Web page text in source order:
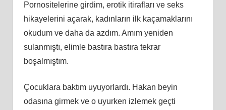
Pornositelerine girdim, erotik itirafları ve seks
hikayelerini açarak, kadınların ilk kaçamaklarını
okudum ve daha da azdım. Amım yeniden
sulanmıştı, elimle bastıra bastıra tekrar
boşalmıştım.
Çocuklara baktım uyuyorlardı. Hakan beyin
odasına girmek ve o uyurken izlemek geçti